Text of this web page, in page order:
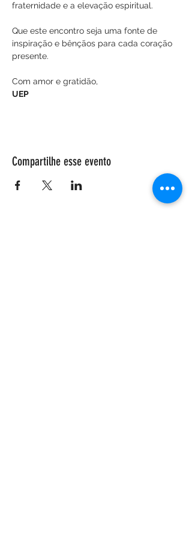
fraternidade e a elevação espiritual.
Que este encontro seja uma fonte de
inspiração e bênçãos para cada coração
presente.
Com amor e gratidão,
UEP
Compartilhe esse evento